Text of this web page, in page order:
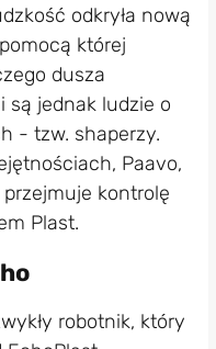
odkryła nową
której
dusza
są jednak ludzie o
- tzw. shaperzy.
Paavo,
kontrolę
Plast.
robotnik, który